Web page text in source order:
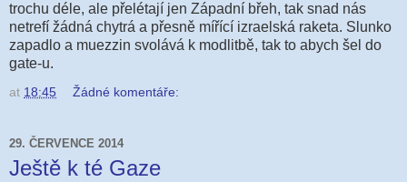
trochu déle, ale přelétají jen Západní břeh, tak snad nás
netrefí žádná chytrá a přesně mířící izraelská raketa. Slunko
zapadlo a muezzin svolává k modlitbě, tak to abych šel do
gate-u.
at 18:45 Žádné komentáře:
29. ČERVENCE 2014
Ještě k té Gaze